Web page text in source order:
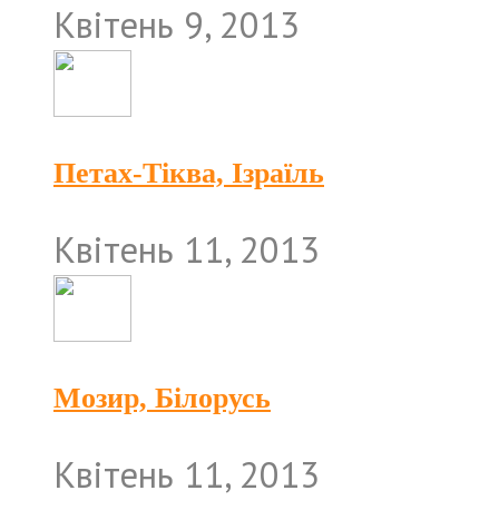
Квітень 9, 2013
Петах-Тіква, Ізраїль
Квітень 11, 2013
Мозир, Білорусь
Квітень 11, 2013